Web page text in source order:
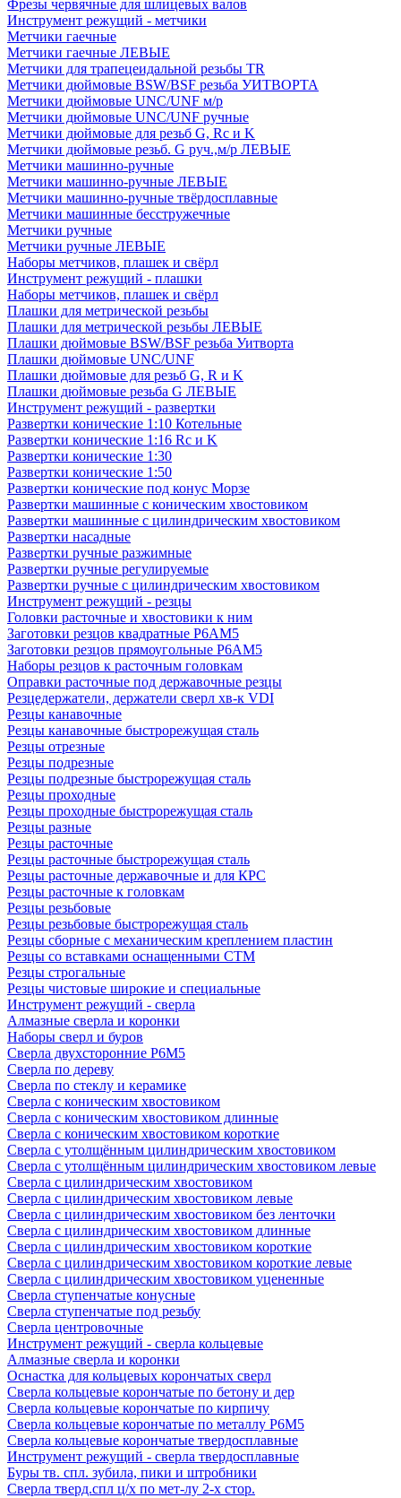
Фрезы червячные для шлицевых валов
Инструмент режущий - метчики
Метчики гаечные
Метчики гаечные ЛЕВЫЕ
Метчики для трапецеидальной резьбы TR
Метчики дюймовые BSW/BSF резьба УИТВОРТА
Метчики дюймовые UNC/UNF м/р
Метчики дюймовые UNC/UNF ручные
Метчики дюймовые для резьб G, Rc и K
Метчики дюймовые резьб. G руч.,м/р ЛЕВЫЕ
Метчики машинно-ручные
Метчики машинно-ручные ЛЕВЫЕ
Метчики машинно-ручные твёрдосплавные
Метчики машинные бесстружечные
Метчики ручные
Метчики ручные ЛЕВЫЕ
Наборы метчиков, плашек и свёрл
Инструмент режущий - плашки
Наборы метчиков, плашек и свёрл
Плашки для метрической резьбы
Плашки для метрической резьбы ЛЕВЫЕ
Плашки дюймовые BSW/BSF резьба Уитворта
Плашки дюймовые UNC/UNF
Плашки дюймовые для резьб G, R и K
Плашки дюймовые резьба G ЛЕВЫЕ
Инструмент режущий - развертки
Развертки конические 1:10 Котельные
Развертки конические 1:16 Rc и K
Развертки конические 1:30
Развертки конические 1:50
Развертки конические под конус Морзе
Развертки машинные с коническим хвостовиком
Развертки машинные с цилиндрическим хвостовиком
Развертки насадные
Развертки ручные разжимные
Развертки ручные регулируемые
Развертки ручные с цилиндрическим хвостовиком
Инструмент режущий - резцы
Головки расточные и хвостовики к ним
Заготовки резцов квадратные Р6АМ5
Заготовки резцов прямоугольные Р6АМ5
Наборы резцов к расточным головкам
Оправки расточные под державочные резцы
Резцедержатели, держатели сверл хв-к VDI
Резцы канавочные
Резцы канавочные быстрорежущая сталь
Резцы отрезные
Резцы подрезные
Резцы подрезные быстрорежущая сталь
Резцы проходные
Резцы проходные быстрорежущая сталь
Резцы разные
Резцы расточные
Резцы расточные быстрорежущая сталь
Резцы расточные державочные и для КРС
Резцы расточные к головкам
Резцы резьбовые
Резцы резьбовые быстрорежущая сталь
Резцы сборные с механическим креплением пластин
Резцы со вставками оснащенными СТМ
Резцы строгальные
Резцы чистовые широкие и специальные
Инструмент режущий - сверла
Алмазные сверла и коронки
Наборы сверл и буров
Сверла двухсторонние Р6М5
Сверла по дереву
Сверла по стеклу и керамике
Сверла с коническим хвостовиком
Сверла с коническим хвостовиком длинные
Сверла с коническим хвостовиком короткие
Сверла с утолщённым цилиндрическим хвостовиком
Сверла с утолщённым цилиндрическим хвостовиком левые
Сверла с цилиндрическим хвостовиком
Сверла с цилиндрическим хвостовиком левые
Сверла с цилиндрическим хвостовиком без ленточки
Сверла с цилиндрическим хвостовиком длинные
Сверла с цилиндрическим хвостовиком короткие
Сверла с цилиндрическим хвостовиком короткие левые
Сверла с цилиндрическим хвостовиком уцененные
Сверла ступенчатые конусные
Сверла ступенчатые под резьбу
Сверла центровочные
Инструмент режущий - сверла кольцевые
Алмазные сверла и коронки
Оснастка для кольцевых корончатых сверл
Сверла кольцевые корончатые по бетону и дер
Сверла кольцевые корончатые по кирпичу
Сверла кольцевые корончатые по металлу Р6М5
Сверла кольцевые корончатые твердосплавные
Инструмент режущий - сверла твердосплавные
Буры тв. спл. зубила, пики и штробники
Сверла тверд.спл ц/х по мет-лу 2-х стор.